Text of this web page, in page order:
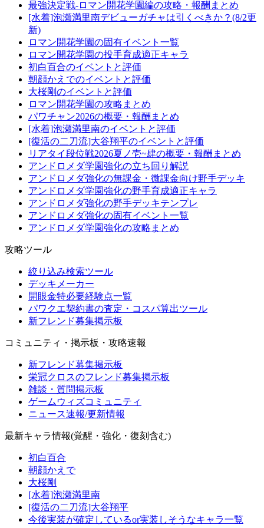
最強決定戦-ロマン開花学園編の攻略・報酬まとめ
[水着]泡瀬満里南デビューガチャは引くべきか？(8/2更
新)
ロマン開花学園の固有イベント一覧
ロマン開花学園の投手育成適正キャラ
初白百合のイベントと評価
朝顔かえでのイベントと評価
大桜剛のイベントと評価
ロマン開花学園の攻略まとめ
パワチャン2026の概要・報酬まとめ
[水着]泡瀬満里南のイベントと評価
[復活の二刀流]大谷翔平のイベントと評価
リアタイ段位戦2026夏ノ壱~肆の概要・報酬まとめ
アンドロメダ学園強化の立ち回り解説
アンドロメダ強化の無課金・微課金向け野手デッキ
アンドロメダ学園強化の野手育成適正キャラ
アンドロメダ強化の野手デッキテンプレ
アンドロメダ強化の固有イベント一覧
アンドロメダ学園強化の攻略まとめ
攻略ツール
絞り込み検索ツール
デッキメーカー
開眼金特必要経験点一覧
パワクエ契約書の査定・コスパ算出ツール
新フレンド募集掲示板
コミュニティ・掲示板・攻略速報
新フレンド募集掲示板
栄冠クロスのフレンド募集掲示板
雑談・質問掲示板
ゲームウィズコミュニティ
ニュース速報/更新情報
最新キャラ情報(覚醒・強化・復刻含む)
初白百合
朝顔かえで
大桜剛
[水着]泡瀬満里南
[復活の二刀流]大谷翔平
今後実装が確定しているor実装しそうなキャラ一覧